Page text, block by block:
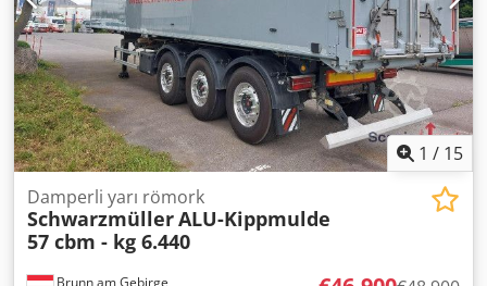
1 / 15
Brunn am Gebirge
Damperli yarı römork
SchwarzmüllerALU-Kippmulde
57 cbm - kg 6.440